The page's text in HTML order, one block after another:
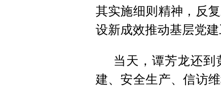
其实施细则精神，反
设新成效推动基层党
当天，谭芳龙还
建、安全生产、信访